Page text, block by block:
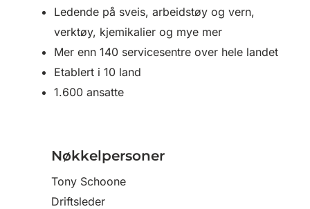
Ledende på sveis, arbeidstøy og vern,
verktøy, kjemikalier og mye mer
Mer enn 140 servicesentre over hele landet
Etablert i 10 land
1.600 ansatte
Nøkkelpersoner
Tony Schoone
Driftsleder